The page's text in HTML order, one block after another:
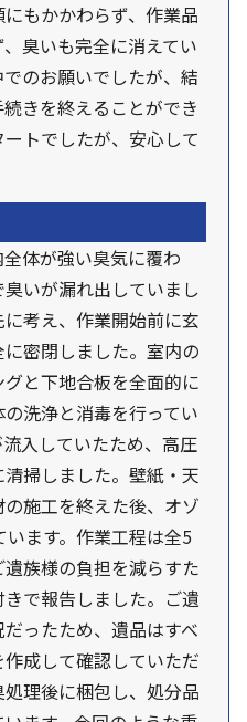
もかかわらず、作業品
臭いも完全に消えてい
のお願いでしたが、結
きを終えることができ
トでしたが、安心して
体が強い臭気に覆わ
いが漏れ出していまし
考え、作業開始前に玄
密閉しました。室内の
と下地合板を全面的に
洗浄と消毒を行ってい
入していたため、高圧
掃しました。壁紙・天
施工を終えた後、オゾ
ます。作業工程は全5
族様の負担を減らすた
で報告しました。ご遺
ったため、遺品はすべ
成して確認していただ
理後に梱包し、処分品